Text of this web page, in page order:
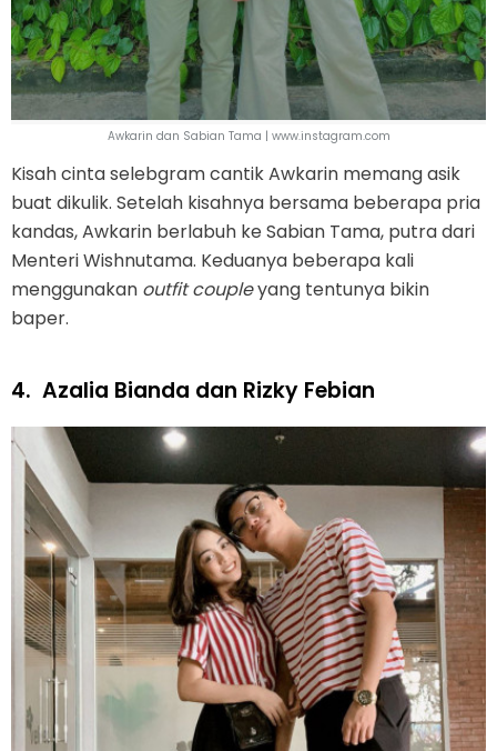
Awkarin dan Sabian Tama | www.instagram.com
Kisah cinta selebgram cantik Awkarin memang asik
buat dikulik. Setelah kisahnya bersama beberapa pria
kandas, Awkarin berlabuh ke Sabian Tama, putra dari
Menteri Wishnutama. Keduanya beberapa kali
menggunakan outfit coupleyang tentunya bikin
baper.
4. Azalia Bianda dan Rizky Febian